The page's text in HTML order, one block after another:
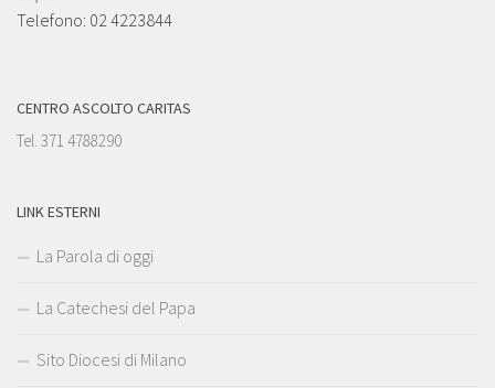
Telefono: 02 4223844
CENTRO ASCOLTO CARITAS
Tel. 371 4788290
LINK ESTERNI
La Parola di oggi
La Catechesi del Papa
Sito Diocesi di Milano